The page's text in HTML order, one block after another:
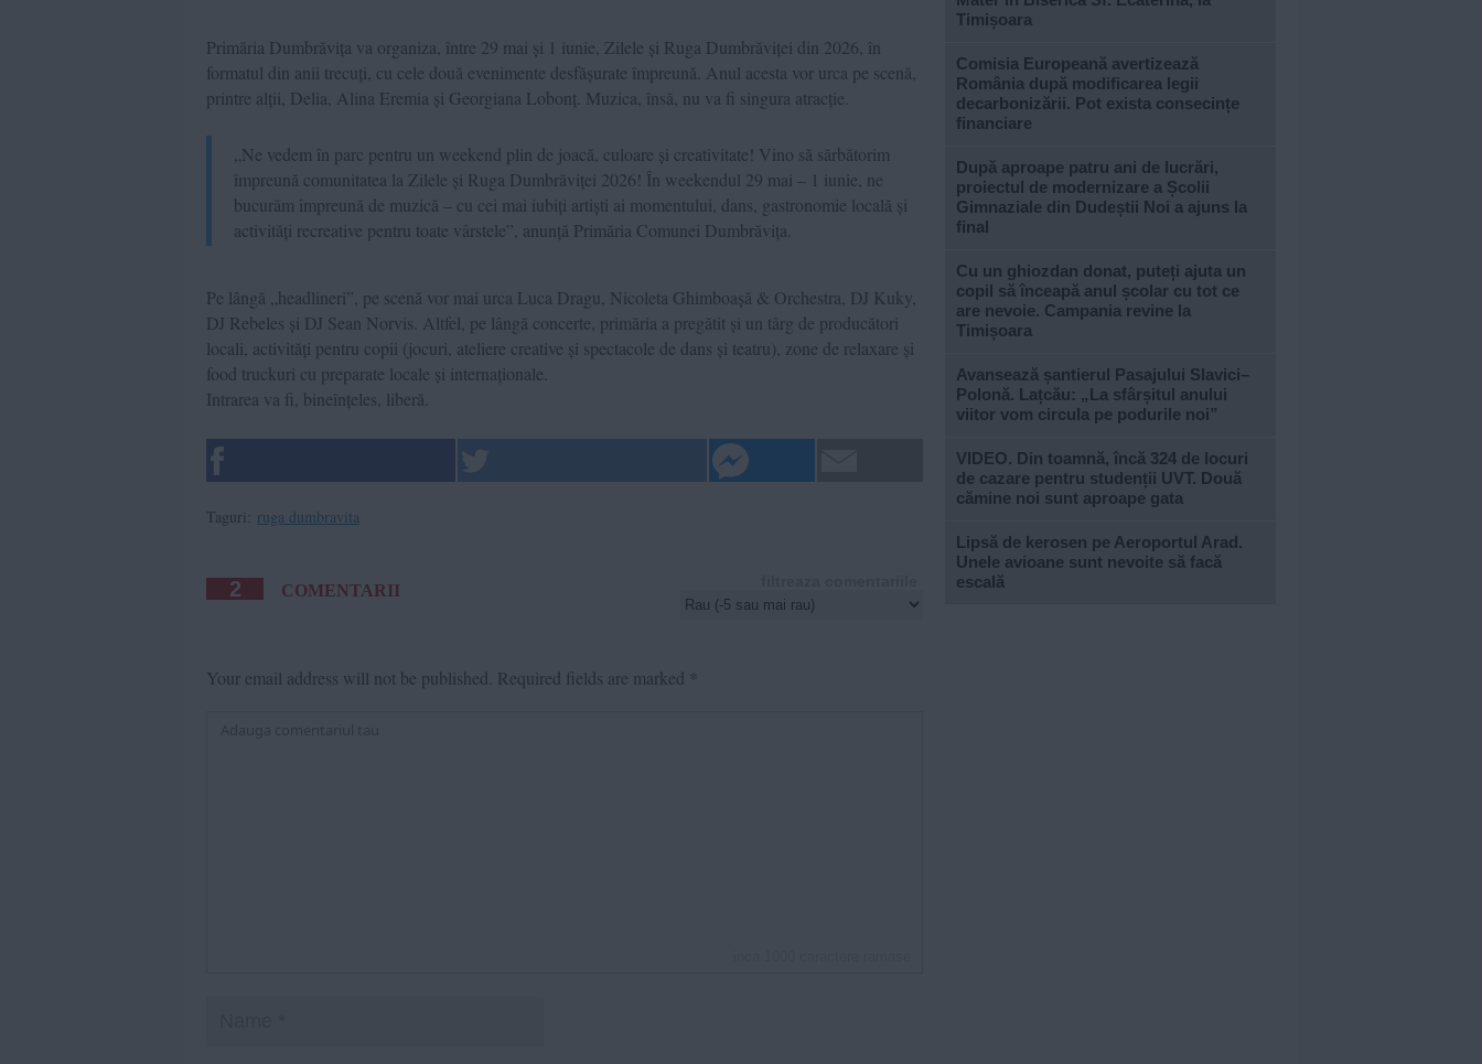
Primăria Dumbrăvița va organiza, între 29 mai și 1 iunie, Zilele și Ruga Dumbrăviței din 2026, în
formatul din anii trecuți, cu cele două evenimente desfășurate împreună. Anul acesta vor urca pe scenă,
printre alții, Delia, Alina Eremia și Georgiana Lobonț. Muzica, însă, nu va fi singura atracție.
„Ne vedem în parc pentru un weekend plin de joacă, culoare și creativitate! Vino să sărbătorim
împreună comunitatea la Zilele și Ruga Dumbrăviței 2026! În weekendul 29 mai – 1 iunie, ne
bucurăm împreună de muzică – cu cei mai iubiți artiști ai momentului, dans, gastronomie locală și
activități recreative pentru toate vârstele”, anunță Primăria Comunei Dumbrăvița.
Pe lângă „headlineri”, pe scenă vor mai urca Luca Dragu, Nicoleta Ghimboașă & Orchestra, DJ Kuky,
DJ Rebeles și DJ Sean Norvis. Altfel, pe lângă concerte, primăria a pregătit și un târg de producători
locali, activități pentru copii (jocuri, ateliere creative și spectacole de dans și teatru), zone de relaxare și
food truckuri cu preparate locale și internaționale.
Intrarea va fi, bineînțeles, liberă.
Taguri: ruga dumbravita
2 COMENTARII
Your email address will not be published. Required fields are marked *
Timișoara
Comisia Europeană avertizează
România după modificarea legii
decarbonizării. Pot exista consecințe
financiare
După aproape patru ani de lucrări,
proiectul de modernizare a Școlii
Gimnaziale din Dudeștii Noi a ajuns la
final
Cu un ghiozdan donat, puteți ajuta un
copil să înceapă anul școlar cu tot ce
are nevoie. Campania revine la
Timișoara
Avansează șantierul Pasajului Slavici–
Polonă. Lațcău: „La sfârșitul anului
viitor vom circula pe podurile noi”
VIDEO. Din toamnă, încă 324 de locuri
de cazare pentru studenții UVT. Două
cămine noi sunt aproape gata
Lipsă de kerosen pe Aeroportul Arad.
Unele avioane sunt nevoite să facă
escală